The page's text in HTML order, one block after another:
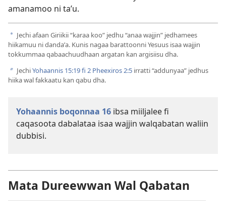
amanamoo ni taʼu.
a Jechi afaan Giriikii “karaa koo” jedhu “anaa wajjin” jedhamees
hiikamuu ni dandaʼa. Kunis nagaa barattoonni Yesuus isaa wajjin
tokkummaa qabaachuudhaan argatan kan argisiisu dha.
b JechiYohaannis 15:19 fi 2 Pheexiros 2:5 irratti “addunyaa” jedhus
hiika wal fakkaatu kan qabu dha.
Yohaannis boqonnaa 16 ibsa miiljalee fi
caqasoota dabalataa isaa wajjin walqabatan waliin
dubbisi.
Mata Dureewwan Wal Qabatan